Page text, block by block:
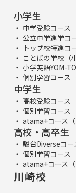
小学生
中学受験コース
公立中学進学コ
トップ校特進コ
ことばの学校（
小学英語YOM-
個別学習コース
中学生
高校受験コース
個別学習コース
atama+コース（
高校・高卒生
駿台Diverseコー
個別学習コース
atama+コース（
川崎校